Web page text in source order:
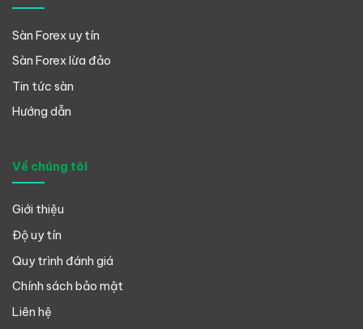
Sàn Forex uy tín
Sàn Forex lừa đảo
Tin tức sàn
Hướng dẫn
Về chúng tôi
Giới thiệu
Độ uy tín
Quy trình đánh giá
Chính sách bảo mật
Liên hệ